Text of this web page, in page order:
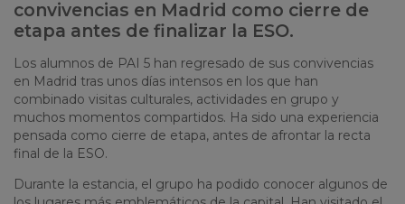
convivencias en Madrid como cierre de
etapa antes de finalizar la ESO.
Los alumnos de PAI 5 han regresado de sus convivencias
en Madrid tras unos días intensos en los que han
combinado visitas culturales, actividades en grupo y
muchos momentos compartidos. Ha sido una experiencia
pensada como cierre de etapa, antes de afrontar la recta
final de la ESO.
Durante la estancia, el grupo ha podido conocer algunos de